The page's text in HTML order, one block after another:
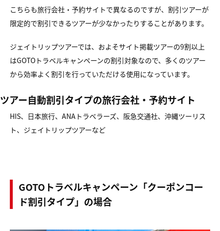
こちらも旅行会社・予約サイトで異なるのですが、割引ツアーが
限定的で割引できるツアーが少なかったりすることがあります。
ジェイトリップツアーでは、およそサイト掲載ツアーの9割以上
はGOTOトラベルキャンペーンの割引対象なので、多くのツアー
から効率よく割引を行っていただける使用になっています。
ツアー自動割引タイプの旅行会社・予約サイト
HIS、日本旅行、ANAトラベラーズ、阪急交通社、沖縄ツーリス
ト、ジェイトリップツアーなど
GOTOトラベルキャンペーン「クーポンコー
ド割引タイプ」の場合